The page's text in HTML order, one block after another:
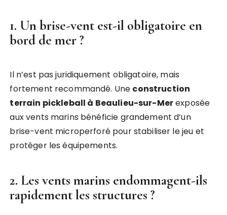
1. Un brise-vent est-il obligatoire en
bord de mer ?
Il n’est pas juridiquement obligatoire, mais
fortement recommandé. Une construction
terrain pickleball à Beaulieu-sur-Merexposée
aux vents marins bénéficie grandement d’un
brise-vent microperforé pour stabiliser le jeu et
protéger les équipements.
2. Les vents marins endommagent-ils
rapidement les structures ?